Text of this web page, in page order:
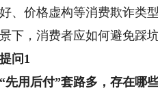
、价格虚构等消费欺诈类
下，消费者应如何避免踩
1
后付”套路多，存在哪些